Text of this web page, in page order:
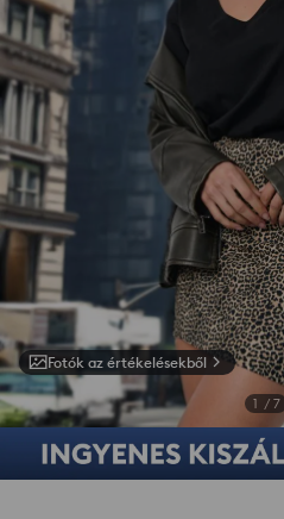
Fotók az értékelésekből
1 / 7